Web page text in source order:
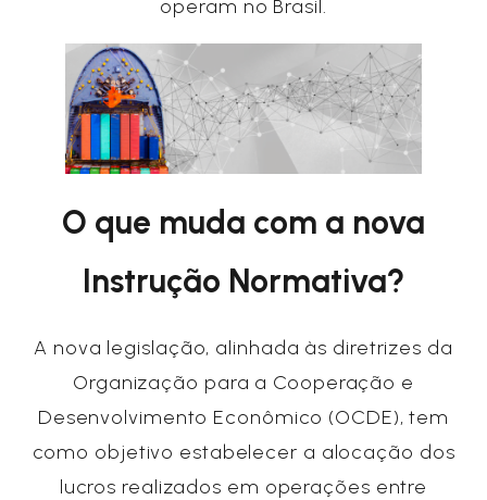
operam no Brasil.
O que muda com a nova
Instrução Normativa?
A nova legislação, alinhada às diretrizes da
Organização para a Cooperação e
Desenvolvimento Econômico (OCDE), tem
como objetivo estabelecer a alocação dos
lucros realizados em operações entre